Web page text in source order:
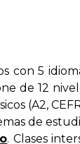
con 5
de 12
(A2,
de
. Clases